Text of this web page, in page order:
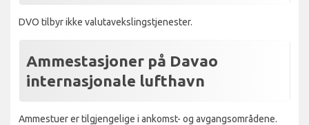
DVO tilbyr ikke valutavekslingstjenester.
Ammestasjoner på Davao
internasjonale lufthavn
Ammestuer er tilgjengelige i ankomst- og avgangsområdene.